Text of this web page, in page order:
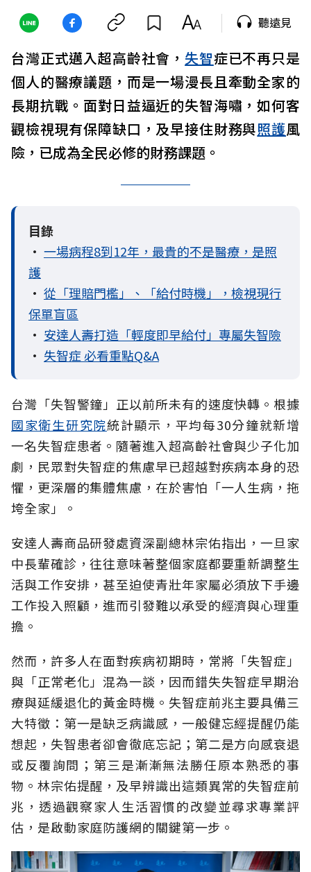
聽遠見
台灣正式邁入超高齡社會， 失智症已不再只是
個人的醫療議題，而是一場漫長且牽動全家的
長期抗戰。面對日益逼近的失智海嘯，如何客
觀檢視現有保障缺口，及早接住財務與照護風
險，已成為全民必修的財務課題。
目錄
• 一場病程8到12年，最貴的不是醫療，是照
護
• 從「理賠門檻」、「給付時機」，檢視現行
保單盲區
• 安達人壽打造「輕度即早給付」專屬失智險
• 失智症 必看重點Q&A
台灣「失智警鐘」正以前所未有的速度快轉。根據
國家衛生研究院統計顯示，平均每30分鐘就新增
一名失智症患者。隨著進入超高齡社會與少子化加
劇，民眾對失智症的焦慮早已超越對疾病本身的恐
懼，更深層的集體焦慮，在於害怕「一人生病，拖
垮全家」。
安達人壽商品研發處資深副總林宗佑指出，一旦家
中長輩確診，往往意味著整個家庭都要重新調整生
活與工作安排，甚至迫使青壯年家屬必須放下手邊
工作投入照顧，進而引發難以承受的經濟與心理重
擔。
然而，許多人在面對疾病初期時，常將「失智症」
與「正常老化」混為一談，因而錯失失智症早期治
療與延緩退化的黃金時機。失智症前兆主要具備三
大特徵：第一是缺乏病識感，一般健忘經提醒仍能
想起，失智患者卻會徹底忘記；第二是方向感衰退
或反覆詢問；第三是漸漸無法勝任原本熟悉的事
物。林宗佑提醒，及早辨識出這類異常的失智症前
兆，透過觀察家人生活習慣的改變並尋求專業評
估，是啟動家庭防護網的關鍵第一步。